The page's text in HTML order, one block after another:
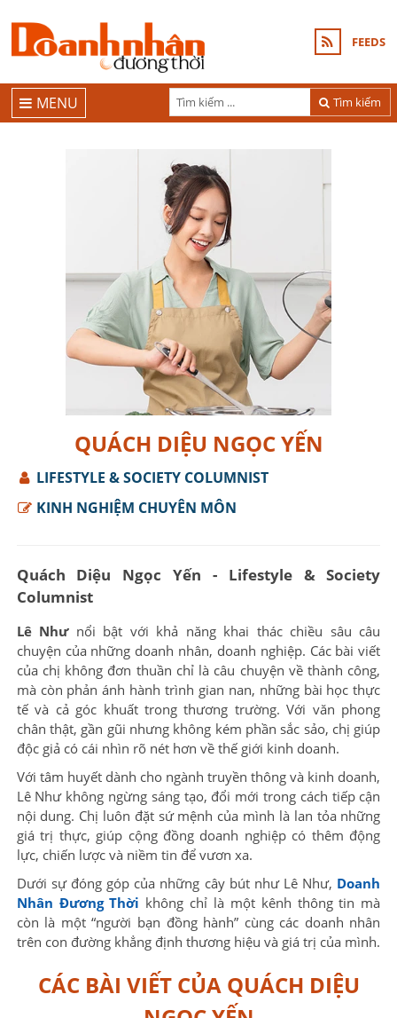
FEEDS
Tìm kiếm
MENU
QUÁCH DIỆU NGỌC YẾN
LIFESTYLE & SOCIETY COLUMNIST
KINH NGHIỆM CHUYÊN MÔN
Quách Diệu Ngọc Yến - Lifestyle & Society
Columnist
Lê Nhưnổi bật với khả năng khai thác chiều sâu câu
chuyện của những doanh nhân, doanh nghiệp. Các bài viết
của chị không đơn thuần chỉ là câu chuyện về thành công,
mà còn phản ánh hành trình gian nan, những bài học thực
tế và cả góc khuất trong thương trường. Với văn phong
chân thật, gần gũi nhưng không kém phần sắc sảo, chị giúp
độc giả có cái nhìn rõ nét hơn về thế giới kinh doanh.
Với tâm huyết dành cho ngành truyền thông và kinh doanh,
Lê Như không ngừng sáng tạo, đổi mới trong cách tiếp cận
nội dung. Chị luôn đặt sứ mệnh của mình là lan tỏa những
giá trị thực, giúp cộng đồng doanh nghiệp có thêm động
lực, chiến lược và niềm tin để vươn xa.
Dưới sự đóng góp của những cây bút như Lê Như, Doanh
Nhân Đương Thời không chỉ là một kênh thông tin mà
còn là một “người bạn đồng hành” cùng các doanh nhân
trên con đường khẳng định thương hiệu và giá trị của mình.
CÁC BÀI VIẾT CỦA QUÁCH DIỆU